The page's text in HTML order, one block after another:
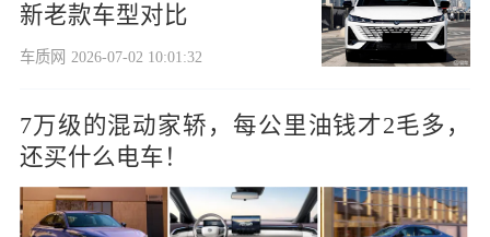
新老款车型对比
车质网 2026-07-02 10:01:32
7万级的混动家轿，每公里油钱才2毛多，
还买什么电车！